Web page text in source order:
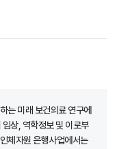
는 미래 보건의료 연구에
상, 역학정보 및 이로부
체자원 은행사업에서는